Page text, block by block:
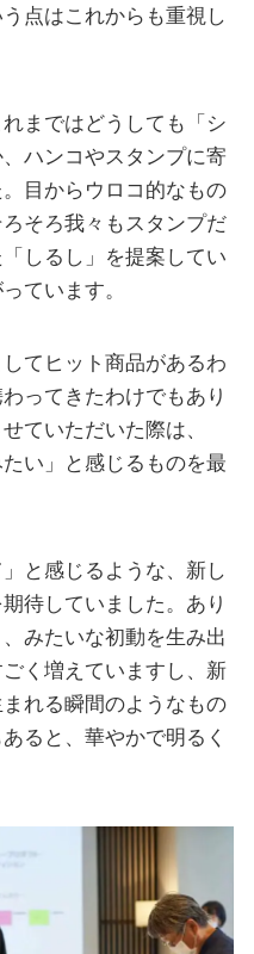
点はこれからも重視し
まではどうしても「シ
ハンコやスタンプに寄
目からウロコ的なもの
そろ我々もスタンプだ
しるし」を提案してい
ています。
てヒット商品があるわ
ってきたわけでもあり
ていただいた際は、
い」と感じるものを最
と感じるような、新し
待していました。あり
みたいな初動を生み出
く増えていますし、新
れる瞬間のようなもの
ると、華やかで明るく